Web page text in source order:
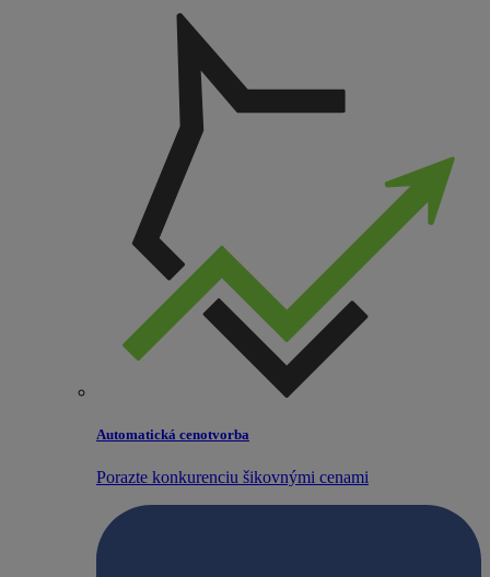
Automatická cenotvorba
Porazte konkurenciu šikovnými cenami